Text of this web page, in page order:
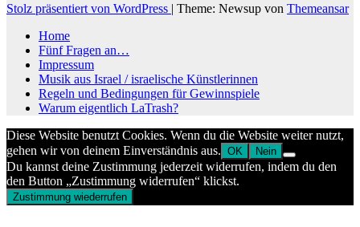
Stolz präsentiert von WordPress | Theme: Newsup von Themeansar
Home
Fünf Fragen an…
Impressum
Musik aus Israel / israelische Künstlerinnen
Regeln und Bedingungen für Gewinnspiele
Warum eigentlich LaTrash?
Diese Website benutzt Cookies. Wenn du die Website weiter nutzt,
gehen wir von deinem Einverständnis aus. OK Nein
Du kannst deine Zustimmung jederzeit widerrufen, indem du den
den Button „Zustimmung widerrufen“ klickst.
Zustimmung wiederrufen